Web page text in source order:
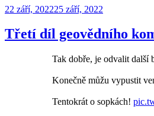
Publikováno
22 září, 202225 září, 2022
Třetí díl geovědního
Tak dobře, je odvalit další
Konečně můžu vypustit
Tentokrát o sopkách!